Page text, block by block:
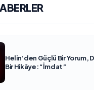
Helin’den Güçlü Bir Yorum,
Bir Hikâye: “İmdat”